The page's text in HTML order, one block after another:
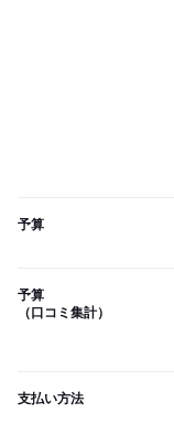
予算
予算
（口コミ集計）
支払い方法